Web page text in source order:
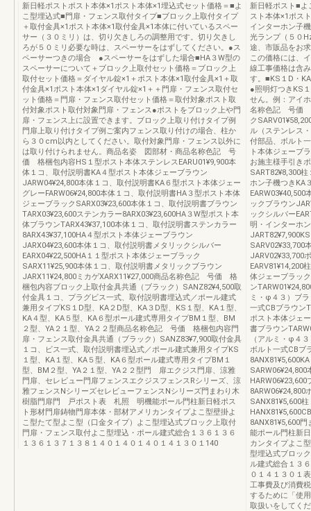
新日軽ポストポスト本体×1ポスト本体×1埋込式セット価格＝■よ
こ型埋込式■門扉・フェンス取付タイプ■ブロック上取付タイプ
＋取付金具×1ポスト本体×1取付金具×1本体に付いているスペー
サー（３０ミリ）は、切り欠きしろの調整用です。切り欠きし
ろが５０ミリ必要な時は、スペーサーをはずしてください。●ス
ペーサーつきの場合 ●スペーサーをはずした場合■HA３W型の
スペーサーについて＋ブロック上取付セット価格＝ブロック上
取付セット価格＝ダイヤル錠×1＋ポスト本体×1取付金具×1＋取
付金具×1ポスト本体×1ダイヤル錠×1＋＋門扉・フェンス取付セ
ット価格＝門扉・フェンス取付セット価格＝取付対象ポスト取
付対象ポスト取付対象門扉・フェンス●ポストをブロック上や門
扉・フェンス上に設置できます。ブロック上取り付けタイプ例
門扉上取り付けタイプ例ご案内フェンス取り付けの場合、柱か
ら３０cm以内としてください。取付対象門扉・フェンス以外に
は取り付けられません。商品名姿 図部材・商品名称色記 号
価 格梱包内容HS１型ポスト本体ステンレスEARU01¥9,900本
体１コ、取付説明書KA４型ポスト本体ジェーブラウン
JARW04¥24,800本体１コ、取付説明書KA６型ポスト本体ジェー
グレーFARW06¥24,800本体１コ、取付説明書HA３型ポスト本体
ジェーブラックSARX03¥23,600本体１コ、取付説明書ブラウン
TARX03¥23,600ステンカラー8ARX03¥23,600HA３W型ポスト本
体ブラウンTARX43¥37,100本体１コ、取付説明書ステンカラー
8ARX43¥37,100HA４型ポスト本体ジェーブラウン
JARX04¥23,600本体１コ、取付説明書メタリックシルバー
EARX04¥22,500HA１１型ポスト本体ジェーブラック
SARX11¥25,900本体１コ、取付説明書メタリックブラウン
JARX11¥24,800ミカゲXARX11¥27,000商品名称色記 号価 格
梱包内容ブロック上取付金具共通（ブラック）SANZ82¥4,500取
付金具１コ、プラグビス一式、取付説明書埋込式／ポール建式
兼用タイプKS１D型、KA２D型、KA３D型、KS１型、KA１型、
KA４型、KA５型、KA６型ポール建式専用タイプBM１型、BM
２型、YA２１型、YA２２型商品名称色記 号価 格梱包内容門
扉・フェンス取付金具共通（ブラック）SANZ83¥7,900取付金具
１コ、ビス一式、取付説明書埋込式／ポール建式兼用タイプKS
１型、KA１型、KA５型、KA６型ポール建式専用タイプBM１
型、BM２型、YA２１型、YA２２型門 扉エクジス門扉、涼雅
門扉、セレビュー門扉フェンスエクジスフェンスRシリーズ、涼
雅フェンスNシリーズセレビューフェンスNシリーズ門まわり木
樹脂門扉門 戸ポスト表 札照 明機能ポール門柱新日軽ポス
ト形材門扉鋳物門扉本体・部材アメリカンタイプよこ型壁掛よ
こ型たて型よこ型（口金タイプ）よこ型埋込式ブロック上取付
門扉・フェンス取付よこ型埋込・ポール建式総合１３６１３６
１３６１３７１３８１４０１４０１４０１４１３０１140
新日軽ポスト■よ
スト本体×1ポス
インターホン子
光ランプ（５０
途、市販品をお
この価格には、
線工事価格は含
す。■KS１D・
●照明灯つきKS
せん。例：アイ
名称色記 号価
ク
ル（ステンレス
付部品、ボルト
ト本体ジェーブ
お施主様手引き
SART82¥8,300
ホン子機つきKA
ックブラウン
ックシルバー
明・インターホ
SARV02¥33,700
JARV02¥33,700
EARV81¥14,200
体ジェーブラッ
ン
ミ・φ４３）ブ
一式CBブラウン
ポスト本体ジェ
書ブラウン
（アルミ・φ４
ボルト一式CBブ
HARW06¥23,600
8ARW06¥24,800
SANX81¥5,600
8ANX81¥5,600
能ポール門柱新
カンタイプよこ
型埋込式ブロッ
ル建式総合１３
０１４１３０１
工事費及び消費
するために「使
取扱いをしてく